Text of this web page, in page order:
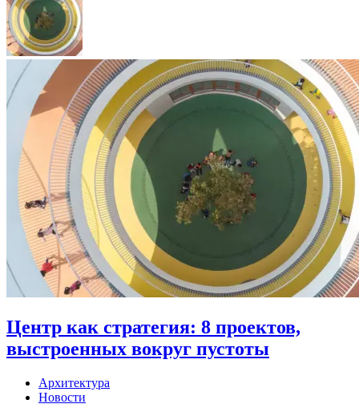
Центр как стратегия: 8 проектов,
выстроенных вокруг пустоты
Архитектура
Новости